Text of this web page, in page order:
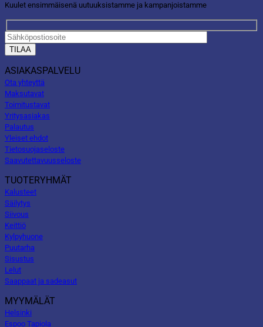
Kuulet ensimmäisenä uutuuksistamme ja kampanjoistamme
ASIAKASPALVELU
Ota yhteyttä
Maksutavat
Toimitustavat
Yritysasiakas
Palautus
Yleiset ehdot
Tietosuojaseloste
Saavutettavuusseloste
TUOTERYHMÄT
Kalusteet
Säilytys
Siivous
Keittiö
Kylpyhuone
Puutarha
Sisustus
Lelut
Saappaat ja sadeasut
MYYMÄLÄT
Helsinki
Espoo Tapiola